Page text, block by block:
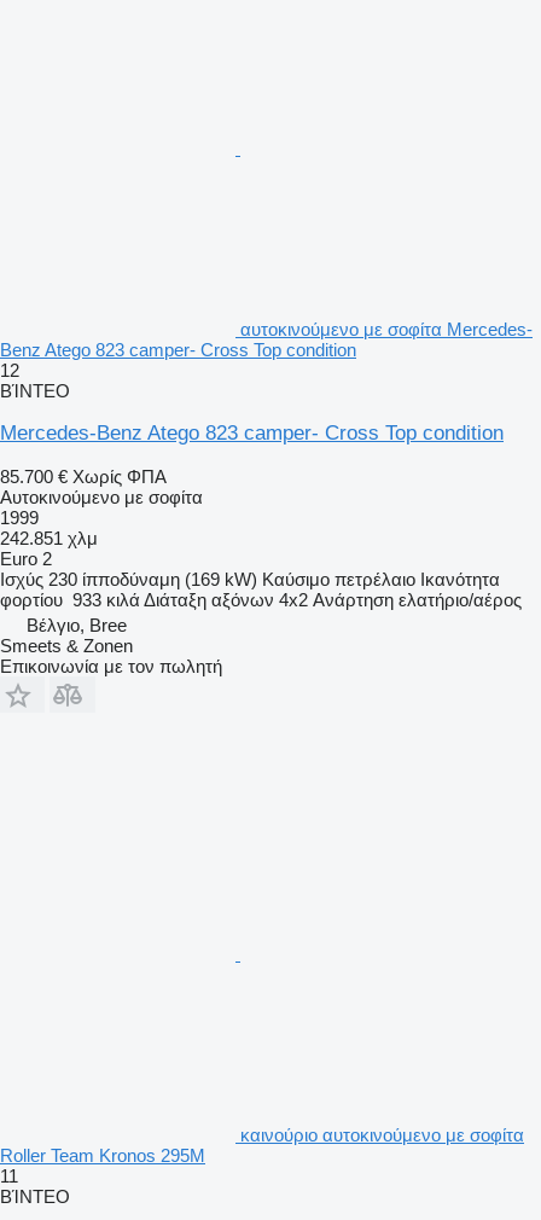
αυτοκινούμενο με σοφίτα Mercedes-
Benz Atego 823 camper- Cross Top condition
12
ΒΊΝΤΕΟ
Mercedes-Benz Atego 823 camper- Cross Top condition
85.700 € Χωρίς ΦΠΑ
Αυτοκινούμενο με σοφίτα
1999
242.851 χλμ
Euro 2
Ισχύς 230 ίπποδύναμη (169 kW) Καύσιμο πετρέλαιο Ικανότητα
φορτίου 933 κιλά Διάταξη αξόνων 4x2 Ανάρτηση ελατήριο/αέρος
Βέλγιο, Bree
Smeets & Zonen
Επικοινωνία με τον πωλητή
καινούριο αυτοκινούμενο με σοφίτα
Roller Team Kronos 295M
11
ΒΊΝΤΕΟ